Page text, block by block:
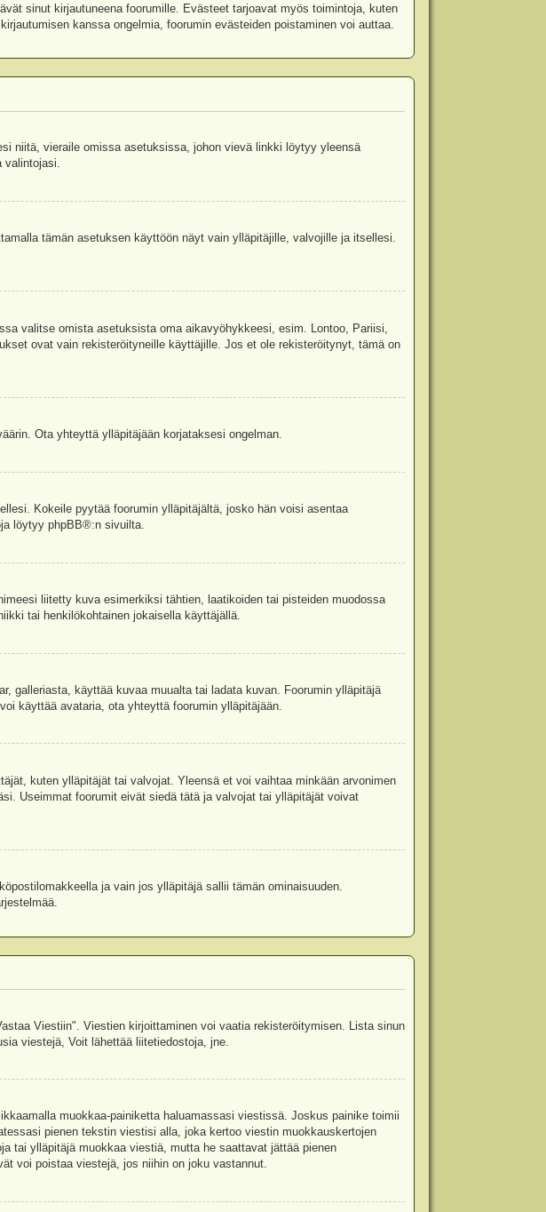
sinut kirjautuneena foorumille. Evästeet tarjoavat myös toimintoja, kuten
kanssa ongelmia, foorumin evästeiden poistaminen voi auttaa.
niitä, vieraile omissa asetuksissa, johon vievä linkki löytyy yleensä
valintojasi.
tämän asetuksen käyttöön näyt vain ylläpitäjille, valvojille ja itsellesi.
valitse omista asetuksista oma aikavyöhykkeesi, esim. Lontoo, Pariisi,
ovat vain rekisteröityneille käyttäjille. Jos et ole rekisteröitynyt, tämä on
Ota yhteyttä ylläpitäjään korjataksesi ongelman.
Kokeile pyytää foorumin ylläpitäjältä, josko hän voisi asentaa
löytyy phpBB®:n sivuilta.
liitetty kuva esimerkiksi tähtien, laatikoiden tai pisteiden muodossa
tai henkilökohtainen jokaisella käyttäjällä.
galleriasta, käyttää kuvaa muualta tai ladata kuvan. Foorumin ylläpitäjä
käyttää avataria, ota yhteyttä foorumin ylläpitäjään.
kuten ylläpitäjät tai valvojat. Yleensä et voi vaihtaa minkään arvonimen
Useimmat foorumit eivät siedä tätä ja valvojat tai ylläpitäjät voivat
ja vain jos ylläpitäjä sallii tämän ominaisuuden.
Viestiin". Viestien kirjoittaminen voi vaatia rekisteröitymisen. Lista sinun
viestejä, Voit lähettää liitetiedostoja, jne.
muokkaa-painiketta haluamassasi viestissä. Joskus painike toimii
pienen tekstin viestisi alla, joka kertoo viestin muokkauskertojen
tai ylläpitäjä muokkaa viestiä, mutta he saattavat jättää pienen
voi poistaa viestejä, jos niihin on joku vastannut.